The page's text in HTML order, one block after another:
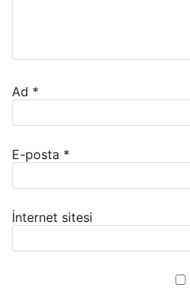
Ad *
E-posta *
İnternet sitesi